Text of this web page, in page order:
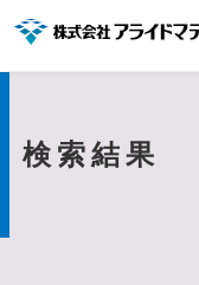
検索結果